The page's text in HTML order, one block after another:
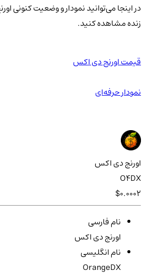
در اینجا می‌توانید نمودار و وضعیت کنونی
زنده مشاهده کنید.
قیمت اورنج دی اکس
نمودار حرفه‌ای
اورنج دی اکس
O4DX
$0.0002
نام فارسی
اورنج دی اکس
نام انگلیسی
OrangeDX